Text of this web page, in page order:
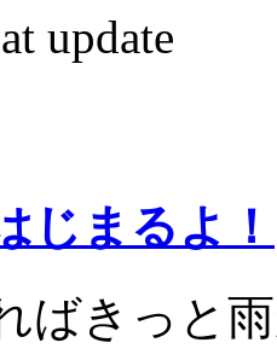
update
じまるよ！
ばきっと